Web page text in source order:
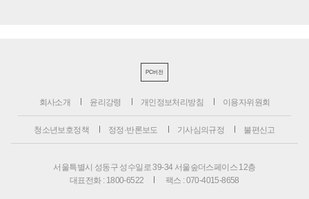
PC버전
회사소개 윤리강령 개인정보처리방침 이용자위원회
청소년보호정책 정정·반론보도 기사심의규정 불편신고
서울특별시 성동구 성수일로 39-34 서울숲더스페이스 12층
대표전화 : 1800-6522
팩스 : 070-4015-8658